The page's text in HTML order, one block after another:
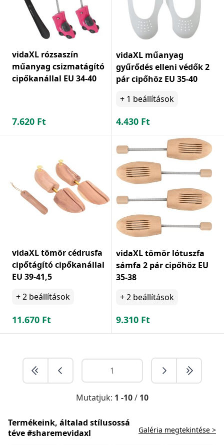
vidaXL rózsaszín
műanyag csizmatágító
cipőkanállal EU 34-40
7.620 Ft
vidaXL műanyag
gyűrődés elleni védők 2
pár cipőhöz EU 35-40
+ 1 beállítások
4.430 Ft
vidaXL tömör cédrusfa
cipőtágító cipőkanállal
EU 39-41,5
+2 beállítások
11.670 Ft
vidaXL tömör lótuszfa
sámfa 2 pár cipőhöz EU
35-38
+2 beállítások
9.310 Ft
Mutatjuk: 1 -10/ 10
Termékeink, általad stílusossá
téve #sharemevidaxl
Galéria megtekintése >